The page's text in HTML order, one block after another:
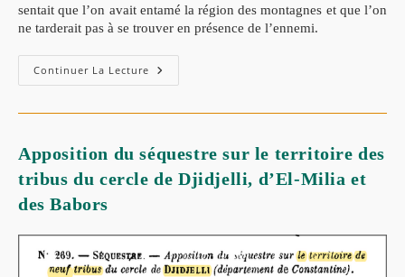
sentait que l’on avait entamé la région des montagnes et que l’on
ne tarderait pas à se trouver en présence de l’ennemi.
Continuer La Lecture L’expédition
Du
Dans
Les
Babors
(1851)
Apposition du séquestre sur le territoire des
tribus du cercle de Djidjelli, d’El-Milia et
des Babors